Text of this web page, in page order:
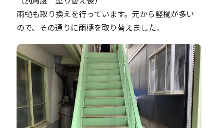
雨樋も取り換えを行っています。元から竪樋が多い
ので、その通りに雨樋を取り替えました。